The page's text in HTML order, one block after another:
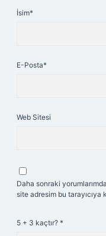
İsim*
E-Posta*
Web Sitesi
Daha sonraki
site adresim bu tarayıcıya
5 + 3 kaçtır? *